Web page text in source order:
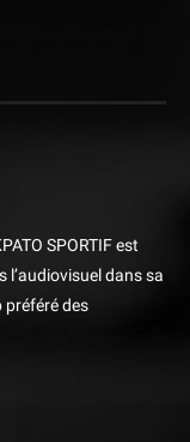
SPORTIF est
dans sa
préféré des